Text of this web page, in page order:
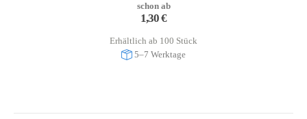
schon ab
1,30€
Erhältlich ab 100 Stück
5–7 Werktage